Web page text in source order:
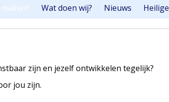
Wat doen wij? Nieuws
zijn en jezelf ontwikkelen tegelijk?
jou zijn.